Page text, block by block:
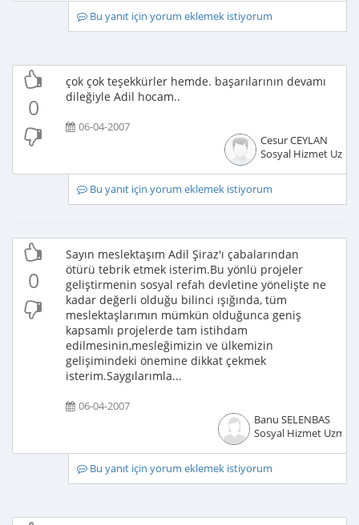
Bu yanıt için yorum eklemek istiyorum
0
çok çok teşekkürler hemde. başarılarının devamı
dileğiyle Adil hocam..
06-04-2007
Cesur CEYLAN
Sosyal Hizmet
Bu yanıt için yorum eklemek istiyorum
0
Sayın meslektaşım Adil Şiraz'ı çabalarından
ötürü tebrik etmek isterim.Bu yönlü projeler
geliştirmenin sosyal refah devletine yönelişte ne
kadar değerli olduğu bilinci ışığında, tüm
meslektaşlarımın mümkün olduğunca geniş
kapsamlı projelerde tam istihdam
edilmesinin,mesleğimizin ve ülkemizin
gelişimindeki önemine dikkat çekmek
isterim.Saygılarımla...
06-04-2007
Banu SELENBAS
Sosyal Hizmet Uzmanı
Bu yanıt için yorum eklemek istiyorum